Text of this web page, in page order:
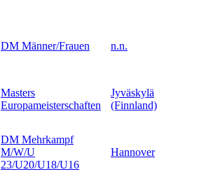
DM Männer/Frauen n.n.
Masters
Europameisterschaften
Jyväskylä
(Finnland)
DM Mehrkampf
M/W/U
23/U20/U18/U16
Hannover